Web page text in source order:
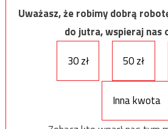
Uważasz, że robimy dobrą
do jutra, wspieraj nas
30 zł
50 zł
Inna kwota